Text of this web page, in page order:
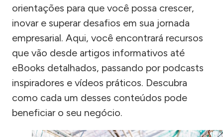
orientações para que você possa crescer,
inovar e superar desafios em sua jornada
empresarial. Aqui, você encontrará recursos
que vão desde artigos informativos até
eBooks detalhados, passando por podcasts
inspiradores e vídeos práticos. Descubra
como cada um desses conteúdos pode
beneficiar o seu negócio.